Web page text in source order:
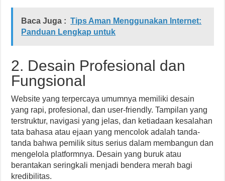
Baca Juga : Tips Aman Menggunakan Internet:
Panduan Lengkap untuk
2. Desain Profesional dan
Fungsional
Website yang terpercaya umumnya memiliki desain
yang rapi, profesional, dan user-friendly. Tampilan yang
terstruktur, navigasi yang jelas, dan ketiadaan kesalahan
tata bahasa atau ejaan yang mencolok adalah tanda-
tanda bahwa pemilik situs serius dalam membangun dan
mengelola platformnya. Desain yang buruk atau
berantakan seringkali menjadi bendera merah bagi
kredibilitas.